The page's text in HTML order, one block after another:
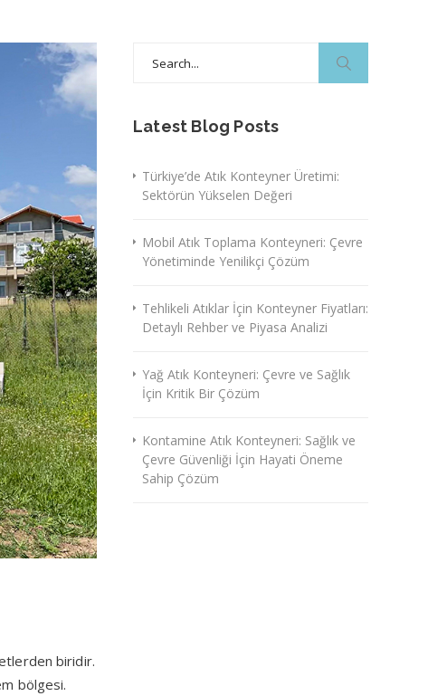
biridir.
bölgesi.
Latest Blog Posts
Türkiye’de Atık Konteyner Üretimi:
Sektörün Yükselen Değeri
Mobil Atık Toplama Konteyneri: Çevre
Yönetiminde Yenilikçi Çözüm
Tehlikeli Atıklar İçin Konteyner Fiyatları:
Detaylı Rehber ve Piyasa Analizi
Yağ Atık Konteyneri: Çevre ve Sağlık
İçin Kritik Bir Çözüm
Kontamine Atık Konteyneri: Sağlık ve
Çevre Güvenliği İçin Hayati Öneme
Sahip Çözüm